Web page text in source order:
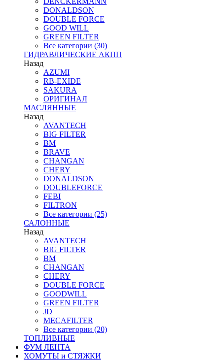
DONALDSON
DOUBLE FORCE
GOOD WILL
GREEN FILTER
Все категории (30)
ГИДРАВЛИЧЕСКИЕ АКПП
Назад
AZUMI
RB-EXIDE
SAKURA
ОРИГИНАЛ
МАСЛЯННЫЕ
Назад
AVANTECH
BIG FILTER
BM
BRAVE
CHANGAN
CHERY
DONALDSON
DOUBLEFORCE
FEBI
FILTRON
Все категории (25)
САЛОННЫЕ
Назад
AVANTECH
BIG FILTER
BM
CHANGAN
CHERY
DOUBLE FORCE
GOODWILL
GREEN FILTER
JD
MECAFILTER
Все категории (20)
ТОПЛИВНЫЕ
ФУМ ЛЕНТА
ХОМУТЫ и СТЯЖКИ